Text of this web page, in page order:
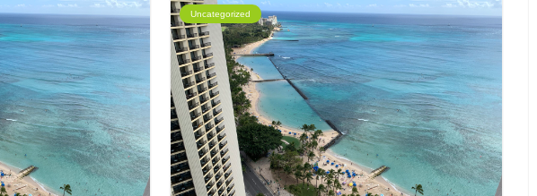
Uncategorized